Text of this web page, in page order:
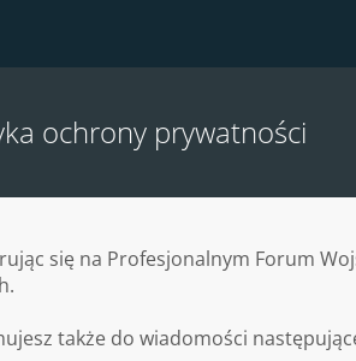
ochrony prywatności
się na Profesjonalnym Forum
także do wiadomości